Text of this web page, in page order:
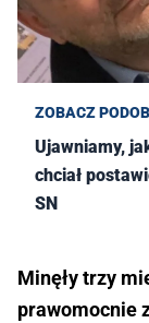
ZOBACZ
Ujawniamy,
chciał
SN
Minęły trzy
prawomocnie